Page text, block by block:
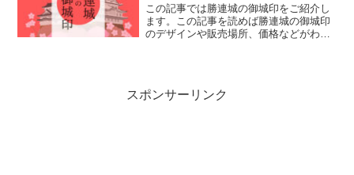
この記事では勝連城の御城印をご紹介し
ます。この記事を読めば勝連城の御城印
のデザインや販売場所、価格などがわか
スポンサーリンク